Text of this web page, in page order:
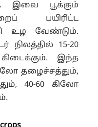
இவை பூக்கும்
பயிரிட்ட
உழ வேண்டும்.
நிலத்தில் 15-20
இந்த
தழைச்சத்தும்,
40-60 கிலோ